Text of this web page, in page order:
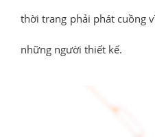
thời trang phải phát cuồng
những người thiết kế.